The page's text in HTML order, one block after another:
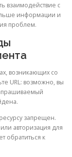
взаимодействие с
информации и
проблем.
возникающих со
URL: возможно, вы
запрещен.
авторизация для
обратиться к